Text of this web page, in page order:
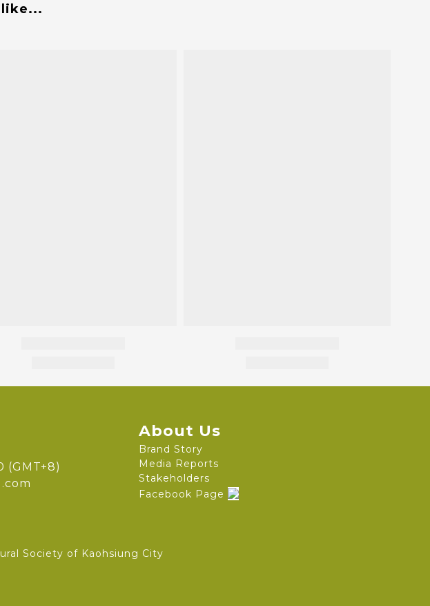
(GMT+8)
About Us
Brand Story
Media Reports
Stakeholders
Facebook Page
Society of Kaohsiung City